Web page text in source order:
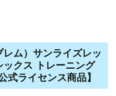
ム）サンライズレッ
ックス トレーニング
式ライセンス商品】